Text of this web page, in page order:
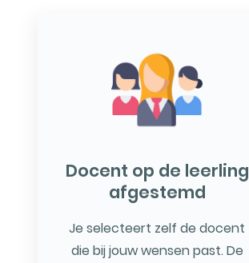
Docent op de leerling
afgestemd
Je selecteert zelf de docent
die bij jouw wensen past. De